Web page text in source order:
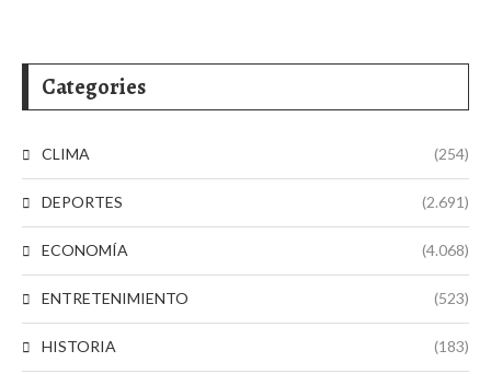
Categories
CLIMA (254)
DEPORTES (2.691)
ECONOMÍA (4.068)
ENTRETENIMIENTO (523)
HISTORIA (183)